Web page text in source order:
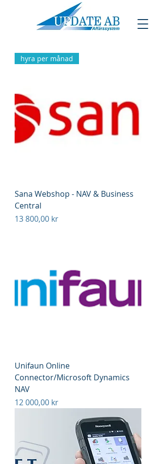
hyra per månad
Sana Webshop - NAV & Business
Central
Pris
13 800,00 kr
Unifaun Online
Connector/Microsoft Dynamics
NAV
Pris
12 000,00 kr